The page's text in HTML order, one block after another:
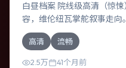
白昼档案 院线级高清（惊
容，维伦纽瓦掌舵叙事走向
绕一次意外选择展开连锁反
题，结尾留白耐人寻味。
高清 流畅
2.5万 41个月前